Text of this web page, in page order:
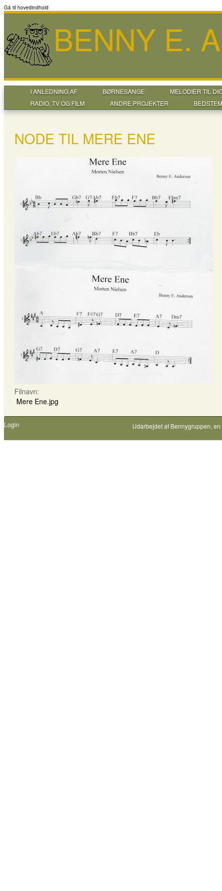
Gå til hovedindhold
BENNY E.
I ANLEDNING AF BØRNESANGE
MELODIER TIL
RADIO, TV OG FILM
ANDRE PROJEKTER
NODE TIL MERE ENE
Filnavn:
Mere Ene.jpg
Login Udarbejdet af Bennygruppen,